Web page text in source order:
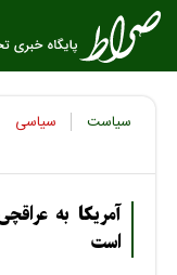
سیاست سیاسی
آمریکا به
است